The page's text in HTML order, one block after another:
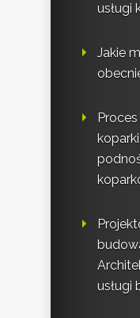
usługi
Jakie
usługi